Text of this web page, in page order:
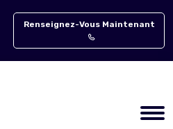
Renseignez-Vous Maintenant